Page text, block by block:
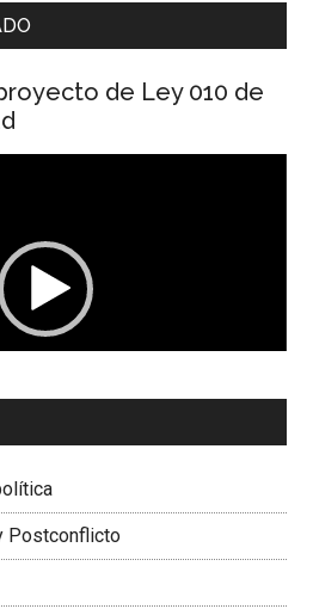
de Ley 010 de
01:04
Presidenta Corporación
Postconflicto